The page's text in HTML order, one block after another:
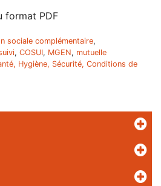
format PDF
sociale complémentaire,
, COSUI, MGEN, mutuelle
Hygiène, Sécurité, Conditions de